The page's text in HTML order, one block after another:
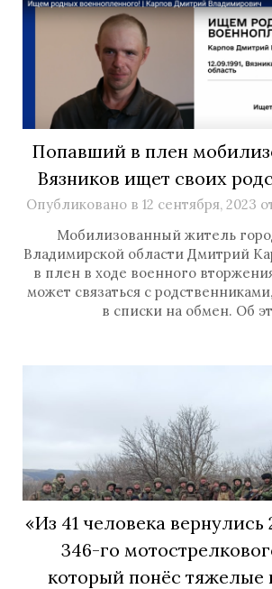
Попавший в плен
Вязников ищет своих
Опубликовано в 12 сентября, 2023
Мобилизованный житель
Владимирской области Дмитрий
в плен в ходе военного
может связаться с
в списки на обмен. Об
«Из 41 человека вернулись
346-го
который понёс тяжелые